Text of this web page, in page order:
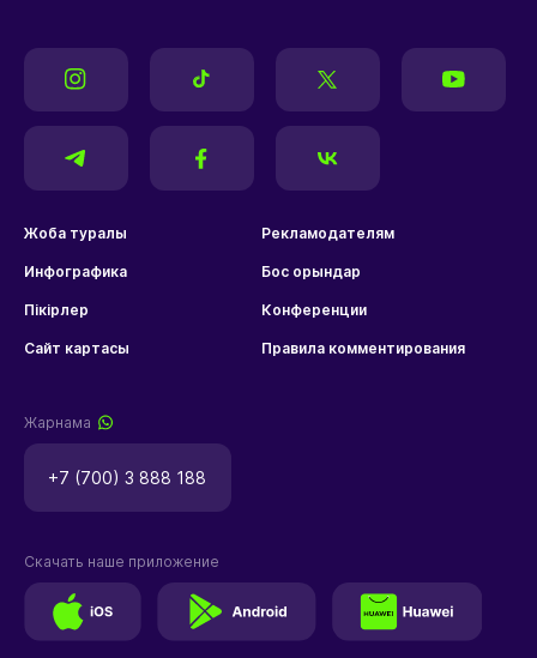
Жоба туралы Рекламодателям
Инфографика Бос орындар
Пікірлер Конференции
Сайт картасы Правила комментирования
Жарнама
+7 (700) 3 888 188
Скачать наше приложение